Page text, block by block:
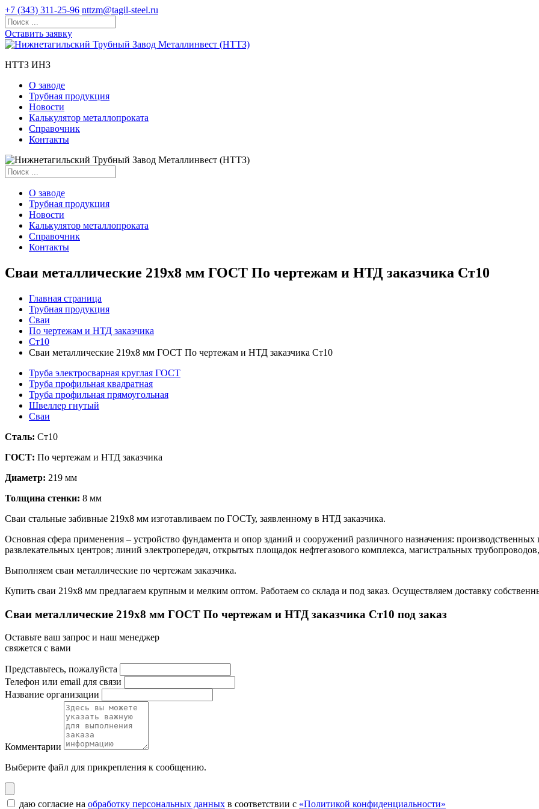
+7 (343) 311-25-96 nttzm@tagil-steel.ru
Оставить заявку
НТТЗ ИНЗ
О заводе
Трубная продукция
Новости
Калькулятор металлопроката
Справочник
Контакты
О заводе
Трубная продукция
Новости
Калькулятор металлопроката
Справочник
Контакты
Сваи металлические 219x8 мм ГОСТ По чертежам и НТД заказчика Ст10
Главная страница
Трубная продукция
Сваи
По чертежам и НТД заказчика
Ст10
Сваи металлические 219x8 мм ГОСТ По чертежам и НТД заказчика Ст10
Труба электросварная круглая ГОСТ
Труба профильная квадратная
Труба профильная прямоугольная
Швеллер гнутый
Сваи
Сталь: Ст10
ГОСТ: По чертежам и НТД заказчика
Диаметр: 219 мм
Толщина стенки: 8 мм
Сваи стальные забивные 219х8 мм изготавливаем по ГОСТу, заявленному в НТД заказчика.
Основная сфера применения – устройство фундамента и опор зданий и сооружений различного назначения:
развлекательных центров; линий электропередач, открытых площадок нефтегазового комплекса, магистральных
Выполняем сваи металлические по чертежам заказчика.
Купить сваи 219х8 мм предлагаем крупным и мелким оптом. Работаем со склада и под заказ. Осуществляем доставку
Сваи металлические 219x8 мм ГОСТ По чертежам и НТД заказчика Ст10 под заказ
Оставьте ваш запрос и наш менеджер
свяжется с вами
Представьтесь, пожалуйста
Телефон или email для связи
Название организации
Комментарии
Выберите файл для прикрепления к сообщению.
даю согласие на обработку персональных данных в соответствии с «Политикой конфиденциальности»